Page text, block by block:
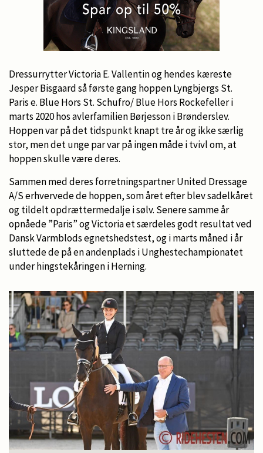
Dressurrytter Victoria E. Vallentin og hendes kæreste
Jesper Bisgaard så første gang hoppen Lyngbjergs St.
Paris e. Blue Hors St. Schufro/ Blue Hors Rockefeller i
marts 2020 hos avlerfamilien Børjesson i Brønderslev.
Hoppen var på det tidspunkt knapt tre år og ikke særlig
stor, men det unge par var på ingen måde i tvivl om, at
hoppen skulle være deres.
Sammen med deres forretningspartner United Dressage
A/S erhvervede de hoppen, som året efter blev sadelkåret
og tildelt opdrættermedalje i sølv. Senere samme år
opnåede ”Paris” og Victoria et særdeles godt resultat ved
Dansk Varmblods egnetshedstest, og i marts måned i år
sluttede de på en andenplads i Unghestechampionatet
under hingstekåringen i Herning.